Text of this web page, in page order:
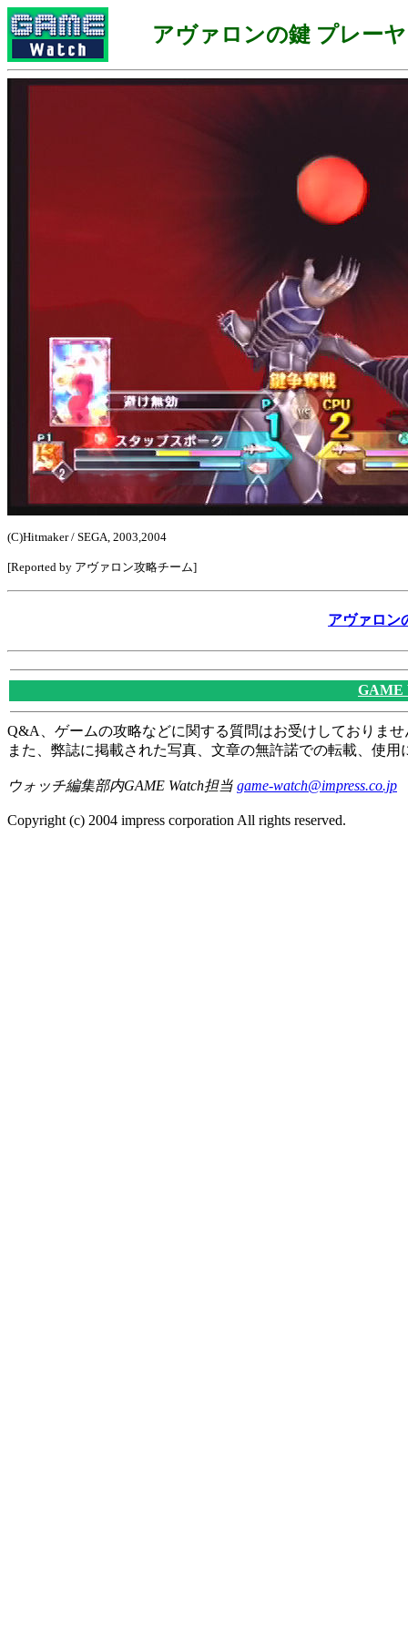
アヴァロンの鍵 プレー
(C)Hitmaker / SEGA, 2003,2004
[Reported by アヴァロン攻略チーム]
アヴァロン
GAME
Q&A、ゲームの攻略などに関する質問はお受けしておりませ
また、弊誌に掲載された写真、文章の無許諾での転載、使
ウォッチ編集部内GAME Watch担当 game-watch@impress.co.jp
Copyright (c) 2004 impress corporation All rights reserved.